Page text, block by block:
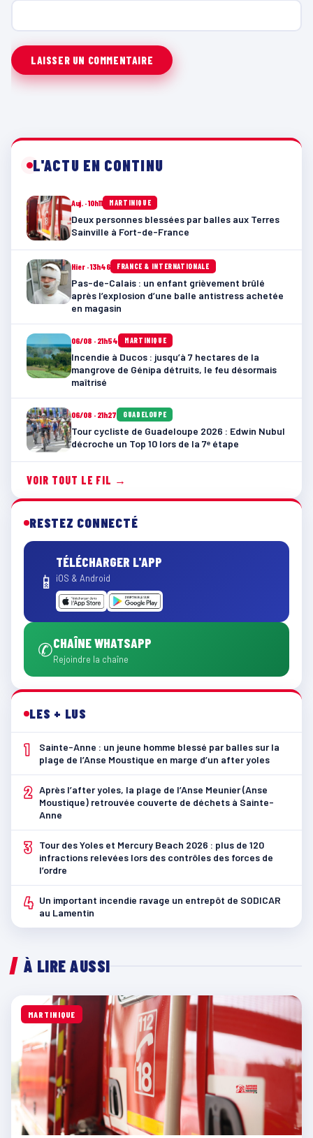
L'ACTU EN CONTINU
Auj. · 10h11 MARTINIQUE
Deux personnes blessées par balles aux Terres
Sainville à Fort-de-France
Hier · 13h46 FRANCE & INTERNATIONALE
Pas-de-Calais : un enfant grièvement brûlé
après l’explosion d’une balle antistress achetée
en magasin
06/08 · 21h54 MARTINIQUE
Incendie à Ducos : jusqu’à 7 hectares de la
mangrove de Génipa détruits, le feu désormais
maîtrisé
06/08 · 21h27 GUADELOUPE
Tour cycliste de Guadeloupe 2026 : Edwin Nubul
décroche un Top 10 lors de la 7ᵉ étape
VOIR TOUT LE FIL →
RESTEZ CONNECTÉ
📱
TÉLÉCHARGER L'APP
iOS & Android
✆CHAÎNE WHATSAPP
Rejoindre la chaîne
LES + LUS
1
Sainte-Anne : un jeune homme blessé par balles sur la
plage de l’Anse Moustique en marge d’un after yoles
2 Après l’after yoles, la plage de l’Anse Meunier (Anse
Moustique) retrouvée couverte de déchets à Sainte-
Anne
3
Tour des Yoles et Mercury Beach 2026 : plus de 120
infractions relevées lors des contrôles des forces de
l’ordre
4 Un important incendie ravage un entrepôt de SODICAR
au Lamentin
À LIRE AUSSI
MARTINIQUE